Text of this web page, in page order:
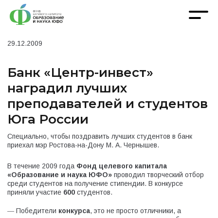
29.12.2009
Банк «Центр-инвест»
наградил лучших
преподавателей и студентов
Юга России
Специально, чтобы поздравить лучших студентов в банк
приехал мэр Ростова-на-Дону М. А. Чернышев.
В течение 2009 года Фонд целевого капитала
«Образование и наука ЮФО» проводил творческий отбор
среди студентов на получение стипендии. В конкурсе
приняли участие 600 студентов.
― Победители конкурса, это не просто отличники, а